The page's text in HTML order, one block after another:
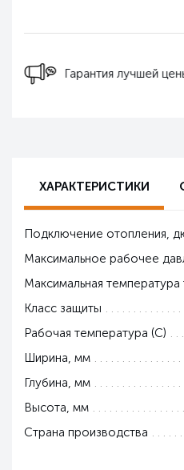
Гарантия лучшей
ХАРАКТЕРИСТИКИ
Подключение отопления,
Максимальное рабочее
Максимальная
Класс защиты
Рабочая температура (С)
Ширина, мм
Глубина, мм
Высота, мм
Страна производства